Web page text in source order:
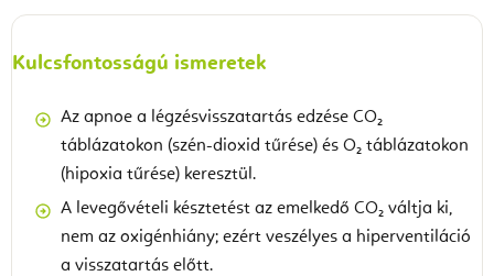
Kulcsfontosságú ismeretek
Az apnoe a légzésvisszatartás edzése CO₂
táblázatokon (szén-dioxid tűrése) és O₂ táblázatokon
(hipoxia tűrése) keresztül.
A levegővételi késztetést az emelkedő CO₂ váltja ki,
nem az oxigénhiány; ezért veszélyes a hiperventiláció
a visszatartás előtt.